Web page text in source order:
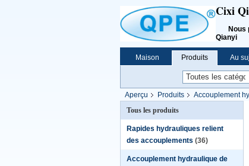
Cixi
Nous
Qianyi
Maison Produits Au
Aperçu Produits Accouplement
Tous les produits
Rapides hydrauliques relient
des accouplements (36)
Accouplement hydraulique de